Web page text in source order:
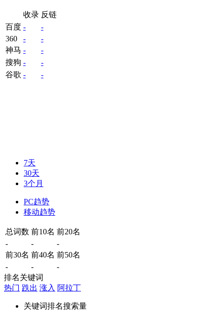
收录 反链
百度 -
-
360
-
-
神马 -
-
搜狗 -
-
谷歌 - -
7天
30天
3个月
PC趋势
移动趋势
总词数 前10名 前20名
-
-
-
前30名 前40名 前50名
-
-
-
排名关键词
热门 跌出 涨入 阿拉丁
关键词排名搜索量